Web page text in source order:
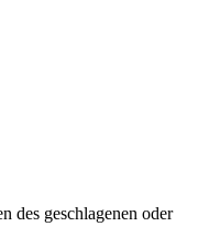
des geschlagenen oder